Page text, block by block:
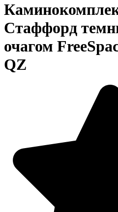
Стаффорд
очагом
QZ